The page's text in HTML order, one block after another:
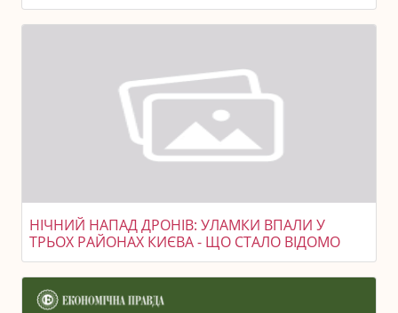
НІЧНИЙ НАПАД ДРОНІВ: УЛАМКИ ВПАЛИ У
ТРЬОХ РАЙОНАХ КИЄВА - ЩО СТАЛО ВІДОМО